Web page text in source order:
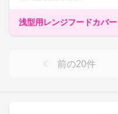
浅型用レンジフードカバ
前の20件